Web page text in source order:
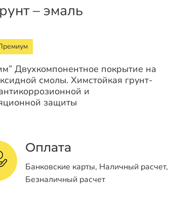
– эмаль
Двухкомпонентное покрытие на
смолы. Химстойкая грунт-
и
защиты
Оплата
Банковские карты, Наличный расчет,
Безналичный расчет